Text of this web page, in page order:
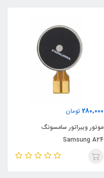
280,000 تومان
موتور ویبراتور سامسونگ
Samsung A24